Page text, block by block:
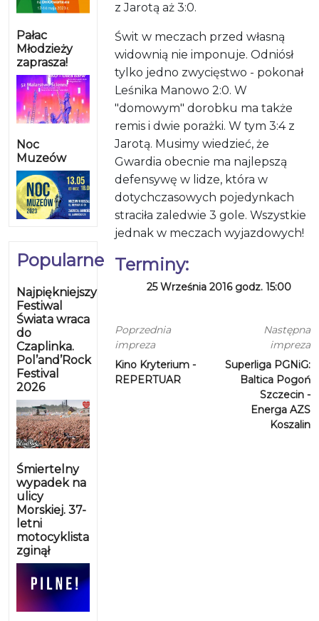
Pałac
Młodzieży
zaprasza!
Noc
Muzeów
Popularne
Najpiękniejszy
Festiwal
Świata wraca
do
Czaplinka.
Pol’and’Rock
Festival
2026
Śmiertelny
wypadek na
ulicy
Morskiej. 37-
letni
motocyklista
zginął
z Jarotą aż 3:0.
Świt w meczach przed własną
widownią nie imponuje. Odniósł
tylko jedno zwycięstwo - pokonał
Leśnika Manowo 2:0. W
"domowym" dorobku ma także
remis i dwie porażki. W tym 3:4 z
Jarotą. Musimy wiedzieć, że
Gwardia obecnie ma najlepszą
defensywę w lidze, która w
dotychczasowych pojedynkach
straciła zaledwie 3 gole. Wszystkie
jednak w meczach wyjazdowych!
Terminy:
25 Września 2016 godz. 15:00
Poprzednia
impreza
Kino Kryterium -
REPERTUAR
Następna
impreza
Superliga PGNiG:
Baltica Pogoń
Szczecin -
Energa AZS
Koszalin